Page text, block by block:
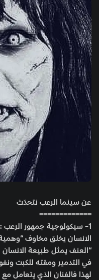
عن سينما الرعب نتحدّث
=============
1- سيكولوجية جمهور الرعب :
الانسان يخلق مخاوف
“العنف يمثل طبيعة
في التدمير ومقته للكبت
لهذا فالفنان الذي يتعامل